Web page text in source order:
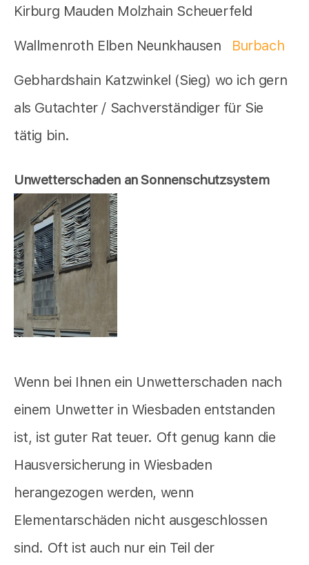
Kirburg Mauden Molzhain Scheuerfeld
Wallmenroth Elben Neunkhausen Burbach
Gebhardshain Katzwinkel (Sieg) wo ich gern
als Gutachter / Sachverständiger für Sie
tätig bin.
Unwetterschaden an Sonnenschutzsystem
Wenn bei Ihnen ein Unwetterschaden nach
einem Unwetter in Wiesbaden entstanden
ist, ist guter Rat teuer. Oft genug kann die
Hausversicherung in Wiesbaden
herangezogen werden, wenn
Elementarschäden nicht ausgeschlossen
sind. Oft ist auch nur ein Teil der